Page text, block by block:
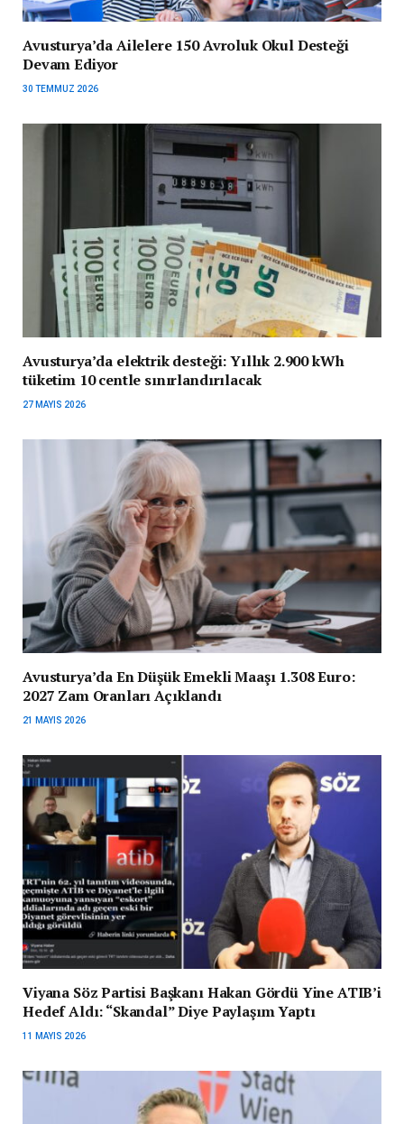
Avusturya’da Ailelere 150 Avroluk Okul Desteği
Devam Ediyor
30 TEMMUZ 2026
Avusturya’da elektrik desteği: Yıllık 2.900 kWh
tüketim 10 centle sınırlandırılacak
27 MAYIS 2026
Avusturya’da En Düşük Emekli Maaşı 1.308 Euro:
2027 Zam Oranları Açıklandı
21 MAYIS 2026
Viyana Söz Partisi Başkanı Hakan Gördü Yine ATIB’i
Hedef Aldı: “Skandal” Diye Paylaşım Yaptı
11 MAYIS 2026